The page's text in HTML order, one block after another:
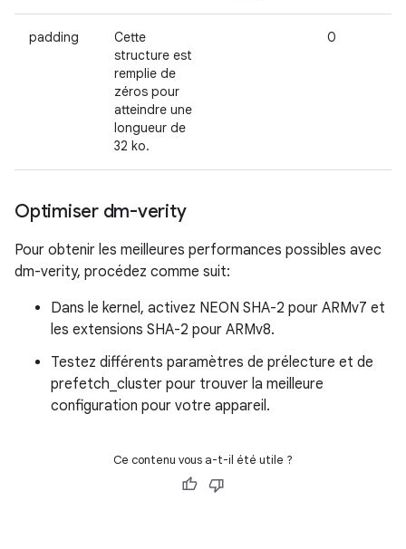
padding
Cette
structure est
remplie de
zéros pour
atteindre une
longueur de
32 ko.
0
Optimiser dm-verity
Pour obtenir les meilleures performances possibles avec
dm-verity, procédez comme suit:
Dans le kernel, activez NEON SHA-2 pour ARMv7 et
les extensions SHA-2 pour ARMv8.
Testez différents paramètres de prélecture et de
prefetch_cluster pour trouver la meilleure
configuration pour votre appareil.
Ce contenu vous a-t-il été utile ?